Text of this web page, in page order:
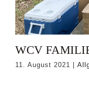
WCV
11. August 2021